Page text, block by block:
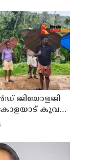
ജിയോളജി
കൂവ